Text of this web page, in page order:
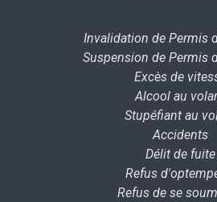
Invalidation de Permis
Suspension de Permis
Excès de
Alcool au
Stupéfiant au
Accidents
Délit de fuite
Refus
Refus de se